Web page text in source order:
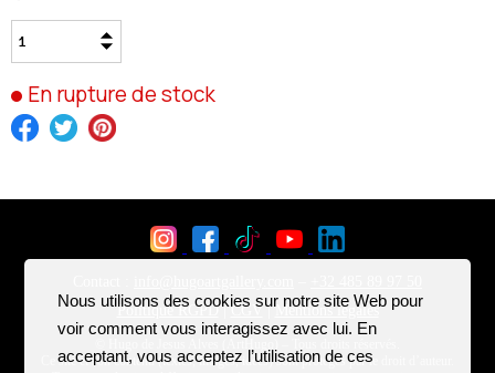
En rupture de stock
Nous utilisons des cookies sur notre site Web pour
voir comment vous interagissez avec lui. En
acceptant, vous acceptez l’utilisation de ces